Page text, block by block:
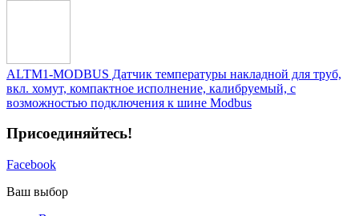
ALTM1-MODBUS Датчик температуры накладной для труб,
вкл. хомут, компактное исполнение, калибруемый, с
возможностью подключения к шине Modbus
Присоединяйтесь!
Facebook
Ваш выбор